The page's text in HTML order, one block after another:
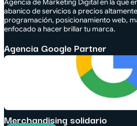
Agencia de Marketing Digital en la que
abanico de servicios a precios
programación, posicionamiento web,
enfocado a hacer brillar tu marca.
Agencia Google Partner
Merchandising solidario